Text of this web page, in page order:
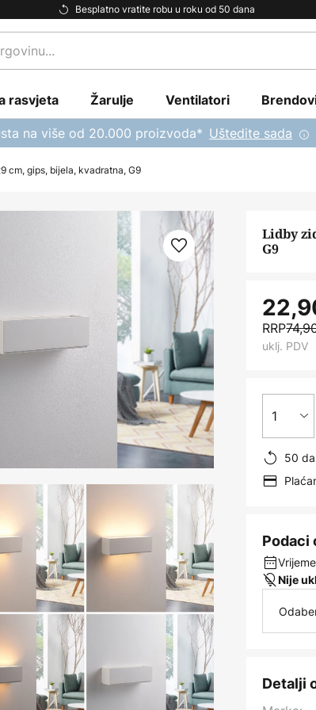
Besplatno vratite robu u roku od 50 dana
rasvjeta Žarulje Ventilatori
na više od 20.000 proizvoda* Uštedite sada
cm, gips, bijela, kvadratna, G9
Lidby
G9
RRP
uklj. PDV
1
50
Podaci
Nije
Detalji